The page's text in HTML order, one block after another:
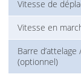
Vitesse de
Vitesse en
Barre
(optionnel)